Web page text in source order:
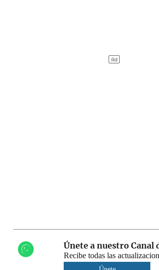
Únete a nuestro Canal
Recibe todas las